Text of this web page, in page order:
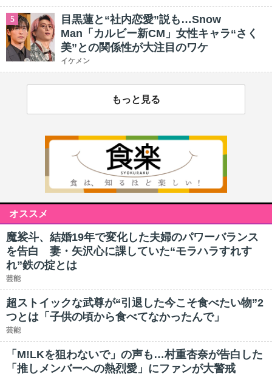
5
目黒蓮と“社内恋愛”説も…Snow
Man「カルビー新CM」女性キャラ“さく
美”との関係性が大注目のワケ
イケメン
もっと見る
オススメ
魔裟斗、結婚19年で変化した夫婦のパワーバランス
を告白 妻・矢沢心に課していた“モラハラすれす
れ”鉄の掟とは
芸能
超ストイックな武尊が“引退した今こそ食べたい物”2
つとは「子供の頃から食べてなかったんで」
芸能
「M!LKを狙わないで」の声も…村重杏奈が告白した
「推しメンバーへの熱烈愛」にファンが大警戒